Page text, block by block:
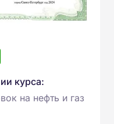
курса:
на нефть и газ